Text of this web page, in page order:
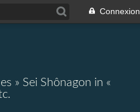
Connexion
» Sei Shônagon in «